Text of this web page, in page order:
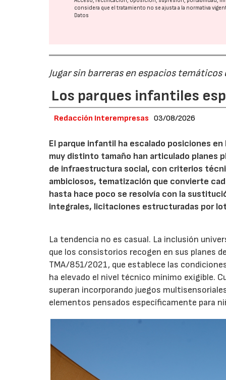
considera que el tratamiento no se ajusta a la normativa
Datos
Jugar sin barreras en espacios
Los parques infantiles
Redacción Interempresas 03/08/2026
El parque infantil ha escalado posiciones
muy distinto tamaño han articulado planes
de infraestructura social, con criterios
ambiciosos, tematización que convierte
hasta hace poco se resolvía con la
integrales, licitaciones estructuradas por
La tendencia no es casual. La inclusión
que los consistorios recogen en sus planes
TMA/851/2021, que establece las
ha elevado el nivel técnico mínimo exigible.
superan incorporando juegos
elementos pensados específicamente para